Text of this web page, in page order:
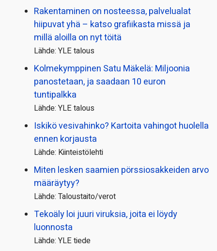
Rakentaminen on nosteessa, palvelualat
hiipuvat yhä – katso grafiikasta missä ja
millä aloilla on nyt töitä
Lähde: YLE talous
Kolmekymppinen Satu Mäkelä: Miljoonia
panostetaan, ja saadaan 10 euron
tuntipalkka
Lähde: YLE talous
Iskikö vesivahinko? Kartoita vahingot huolella
ennen korjausta
Lähde: Kiinteistölehti
Miten lesken saamien pörssi­osakkeiden arvo
määräytyy?
Lähde: Taloustaito/verot
Tekoäly loi juuri viruksia, joita ei löydy
luonnosta
Lähde: YLE tiede